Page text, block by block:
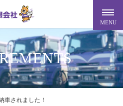
車されました！